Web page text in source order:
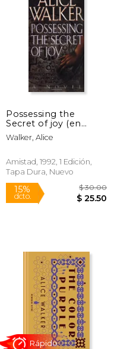
15%
dcto.
Possessing the
Secret of joy (en
Inglés)
Walker, Alice
Amistad, 1992, 1 Edición,
Tapa Dura, Nuevo